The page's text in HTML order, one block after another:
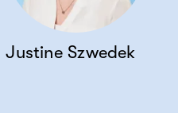
Justine Szwedek